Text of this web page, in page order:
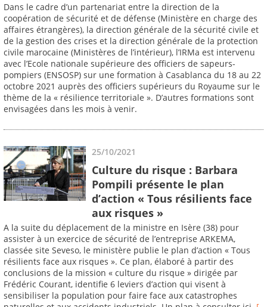
Dans le cadre d’un partenariat entre la direction de la
coopération de sécurité et de défense (Ministère en charge des
affaires étrangères), la direction générale de la sécurité civile et
de la gestion des crises et la direction générale de la protection
civile marocaine (Ministères de l’intérieur), l’IRMa est intervenu
avec l’Ecole nationale supérieure des officiers de sapeurs-
pompiers (ENSOSP) sur une formation à Casablanca du 18 au 22
octobre 2021 auprès des officiers supérieurs du Royaume sur le
thème de la « résilience territoriale ». D’autres formations sont
envisagées dans les mois à venir.
25/10/2021
Culture du risque : Barbara
Pompili présente le plan
d’action « Tous résilients face
aux risques »
A la suite du déplacement de la ministre en Isère (38) pour
assister à un exercice de sécurité de l’entreprise ARKEMA,
classée site Seveso, le ministère publie le plan d’action « Tous
résilients face aux risques ». Ce plan, élaboré à partir des
conclusions de la mission « culture du risque » dirigée par
Frédéric Courant, identifie 6 leviers d’action qui visent à
sensibiliser la population pour faire face aux catastrophes